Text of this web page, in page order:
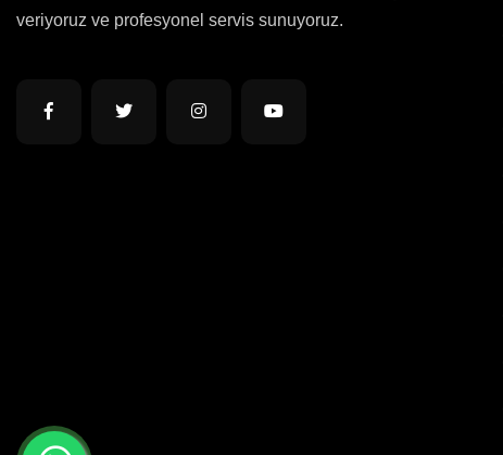
veriyoruz ve profesyonel servis sunuyoruz.